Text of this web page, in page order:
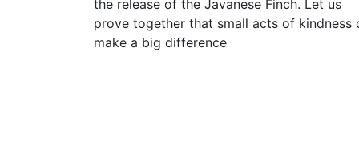
the release of the Javanese Finch. Let us
prove together that small acts of kindness
make a big difference